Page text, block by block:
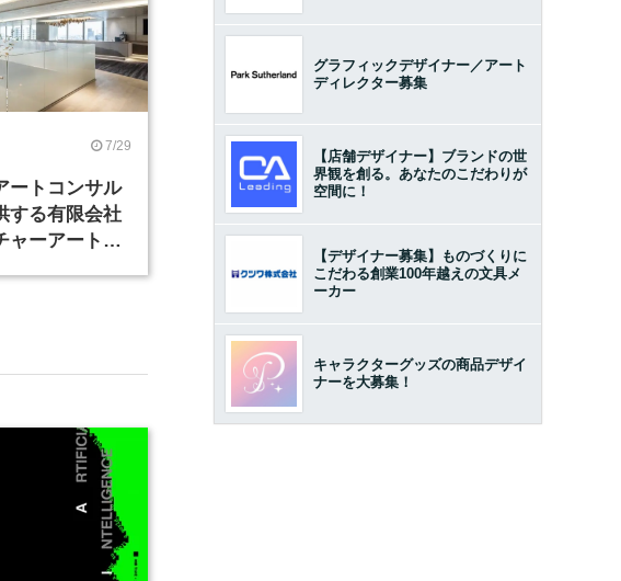
7/29
ートコンサル
する有限会社
ャーアート
グラフィックデザイナー／アート
ディレクター募集
【店舗デザイナー】ブランドの世
界観を創る。あなたのこだわりが
空間に！
【デザイナー募集】ものづくりに
こだわる創業100年越えの文具メ
ーカー
キャラクターグッズの商品デザイ
ナーを大募集！